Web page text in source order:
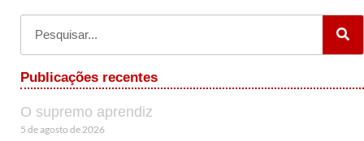
Publicações recentes
O supremo aprendiz
5 de agosto de 2026